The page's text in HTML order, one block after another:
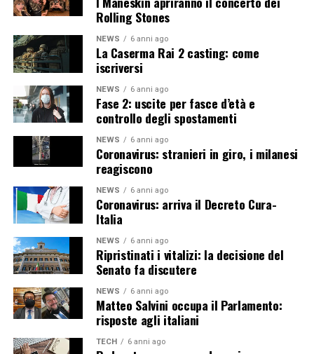
Rolling Stones
NEWS 6 anni ago
La Caserma Rai 2 casting: come
iscriversi
NEWS 6 anni ago
Fase 2: uscite per fasce d’età e
controllo degli spostamenti
NEWS 6 anni ago
Coronavirus: stranieri in giro, i milanesi
reagiscono
NEWS 6 anni ago
Coronavirus: arriva il Decreto Cura-
Italia
NEWS 6 anni ago
Ripristinati i vitalizi: la decisione del
Senato fa discutere
NEWS 6 anni ago
Matteo Salvini occupa il Parlamento:
risposte agli italiani
TECH 6 anni ago